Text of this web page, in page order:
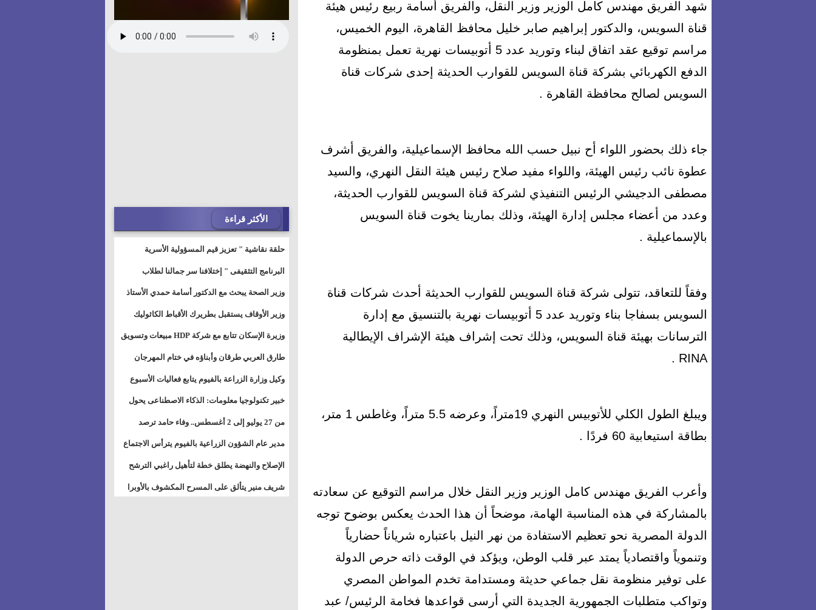
شهد الفريق مهندس كامل الوزير وزير النقل، والفريق أسامة ربيع رئيس هيئة
قناة السويس، والدكتور إبراهيم صابر خليل محافظ القاهرة، اليوم الخميس،
مراسم توقيع عقد اتفاق لبناء وتوريد عدد 5 أتوبيسات نهرية تعمل بمنظومة
الدفع الكهربائي بشركة قناة السويس للقوارب الحديثة إحدى شركات قناة
السويس لصالح محافظة القاهرة .
جاء ذلك بحضور اللواء أح نبيل حسب الله محافظ الإسماعيلية، والفريق أشرف
عطوة نائب رئيس الهيئة، واللواء مفيد صلاح رئيس هيئة النقل النهري، والسيد
مصطفى الدجيشي الرئيس التنفيذي لشركة قناة السويس للقوارب الحديثة،
وعدد من أعضاء مجلس إدارة الهيئة، وذلك بمارينا يخوت قناة السويس
بالإسماعيلية .
وفقاً للتعاقد، تتولى شركة قناة السويس للقوارب الحديثة أحدث شركات قناة
السويس بسفاجا بناء وتوريد عدد 5 أتوبيسات نهرية بالتنسيق مع إدارة
الترسانات بهيئة قناة السويس، وذلك تحت إشراف هيئة الإشراف الإيطالية
RINA .
ويبلغ الطول الكلي للأتوبيس النهري 19متراً، وعرضه 5.5 متراً، وغاطس 1 متر،
بطاقة استيعابية 60 فردًا .
وأعرب الفريق مهندس كامل الوزير وزير النقل خلال مراسم التوقيع عن سعادته
بالمشاركة في هذه المناسبة الهامة، موضحاً أن هذا الحدث يعكس بوضوح توجه
الدولة المصرية نحو تعظيم الاستفادة من نهر النيل باعتباره شرياناً حضارياً
وتنموياً واقتصادياً يمتد عبر قلب الوطن، ويؤكد في الوقت ذاته حرص الدولة
على توفير منظومة نقل جماعي حديثة ومستدامة تخدم المواطن المصري
وتواكب متطلبات الجمهورية الجديدة التي أرسى قواعدها فخامة الرئيس/ عبد
الأكثر قراءة
حلقة نقاشية " تعزيز قيم المسؤولية الأسرية
البرنامج التثقيفى " إختلافنا سر جمالنا لطلاب
وطالبات ذوى الهمهم" بمدارس التربية الخاصة
وزير الصحة يبحث مع الدكتور أسامة حمدي الأستاذ
بجامعة هارفارد توسيع برامج التوعية بمرض السكري
وزير الأوقاف يستقبل بطريرك الأقباط الكاثوليك
وزيرة الإسكان تتابع مع شركة HDP مبيعات وتسويق
مشروعات المدن الجديدة
طارق العربي طرقان وأبناؤه في ختام المهرجان
الصيفي للموسيقى والغناء بالمسرح المكشوف
وكيل وزارة الزراعة بالفيوم يتابع فعاليات الأسبوع
خبير تكنولوجيا معلومات: الذكاء الاصطناعى يحول
المستخدم إلى سلعة فى اقتصاد الانتباه
من 27 يوليو إلى 2 أغسطس.. وفاء حامد ترصد
تأثيرات أقوى الاتصالات الفلكية على الأبراج
مدير عام الشؤون الزراعية بالفيوم يترأس الاجتماع
الدوري لمتابعة الحصر الحيازي الجديدة
الإصلاح والنهضة يطلق خطة لتأهيل راغبي الترشح
للمجالس الشعبية المحلية ويستعرض خطط أماناته
بالمحافظات
شريف منير يتألق على المسرح المكشوف بالأوبرا